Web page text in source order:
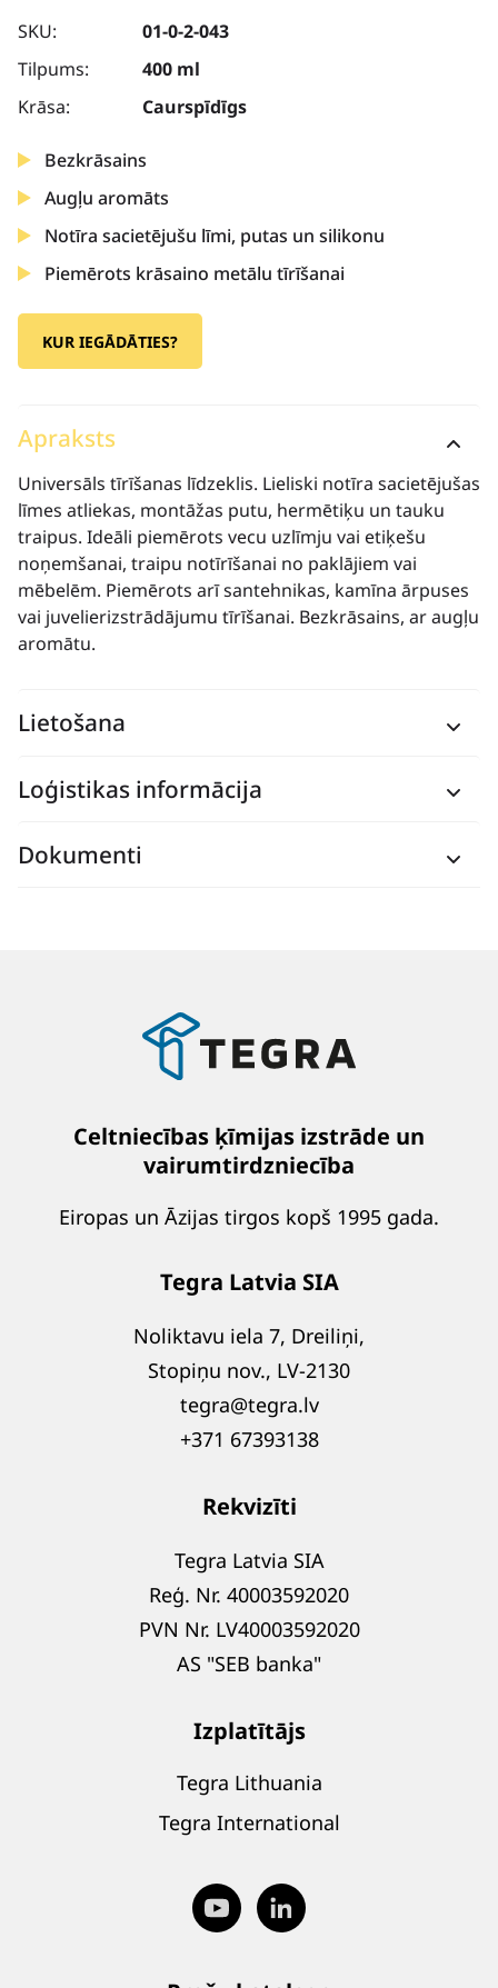
SKU:
01-0-2-043
Tilpums:
400 ml
Krāsa:
Caurspīdīgs
Bezkrāsains
Augļu aromāts
Notīra sacietējušu līmi, putas un silikonu
Piemērots krāsaino metālu tīrīšanai
KUR IEGĀDĀTIES?
Apraksts
Universāls tīrīšanas līdzeklis. Lieliski notīra sacietējušas
līmes atliekas, montāžas putu, hermētiķu un tauku
traipus. Ideāli piemērots vecu uzlīmju vai etiķešu
noņemšanai, traipu notīrīšanai no paklājiem vai
mēbelēm. Piemērots arī santehnikas, kamīna ārpuses
vai juvelierizstrādājumu tīrīšanai. Bezkrāsains, ar augļu
aromātu.
Lietošana
Loģistikas informācija
Dokumenti
Celtniecības ķīmijas izstrāde un
vairumtirdzniecība
Eiropas un Āzijas tirgos kopš 1995 gada.
Tegra Latvia SIA
Noliktavu iela 7, Dreiliņi,
Stopiņu nov., LV-2130
tegra@tegra.lv
+371 67393138
Rekvizīti
Tegra Latvia SIA
Reģ. Nr. 40003592020
PVN Nr. LV40003592020
AS "SEB banka"
Izplatītājs
Tegra Lithuania
Tegra International